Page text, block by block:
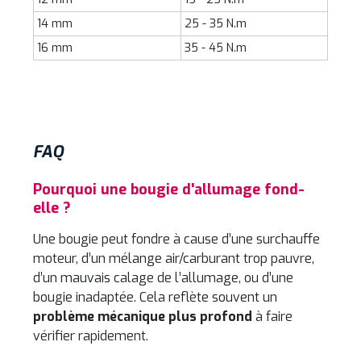
14 mm
25 - 35 N.m
16 mm
35 - 45 N.m
FAQ
Pourquoi une bougie d'allumage fond-
elle ?
Une bougie peut fondre à cause d’une surchauffe
moteur, d’un mélange air/carburant trop pauvre,
d’un mauvais calage de l’allumage, ou d’une
bougie inadaptée. Cela reflète souvent un
problème mécanique plus profond à faire
vérifier rapidement.